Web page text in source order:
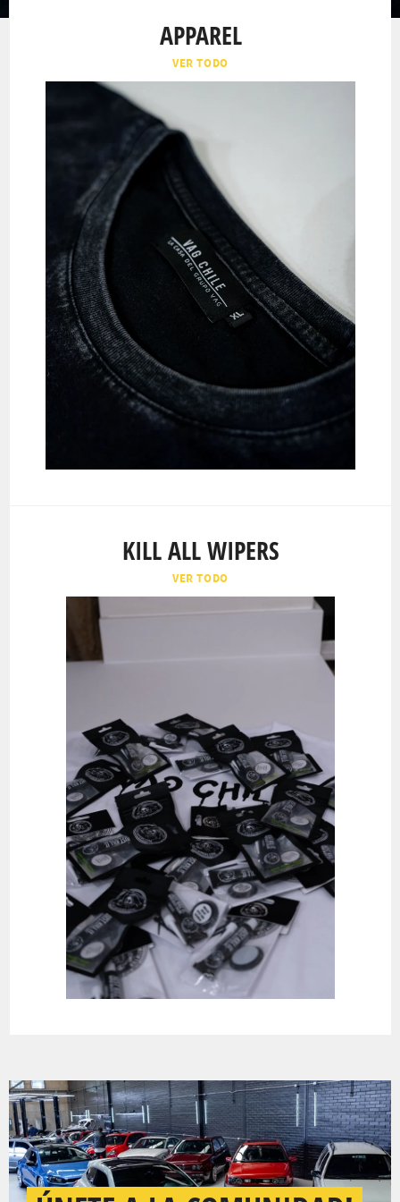
APPAREL
VER TODO
KILL ALL WIPERS
VER TODO